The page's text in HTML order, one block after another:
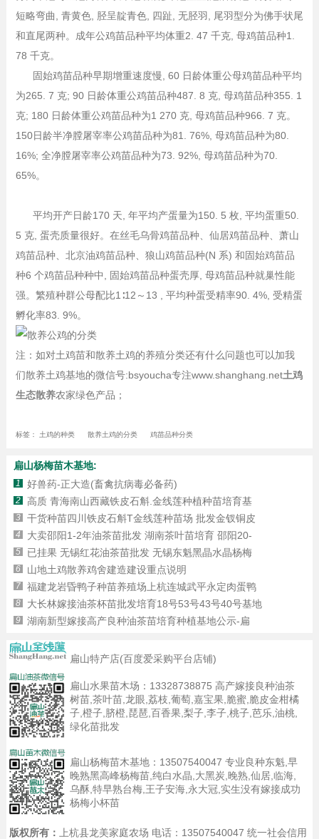
短略弯曲, 青黄色, 胫呈靛青色, 四趾, 无胫羽, 尾羽型分为佛手状尾
和直尾两种。成年公鸡苗品种平均体重2. 47 千克, 母鸡苗品种1.
78 千克。
固始鸡苗品种早期增重速度慢, 60 日龄体重公母鸡苗品种平均
为265. 7 克; 90 日龄体重公鸡苗品种487. 8 克, 母鸡苗品种355. 1
克; 180 日龄体重公鸡苗品种为1 270 克, 母鸡苗品种966. 7 克。
150日龄半净膛屠宰率公鸡苗品种为81. 76%, 母鸡苗品种为80.
16%; 全净膛屠宰率公鸡苗品种为73. 92%, 母鸡苗品种为70.
65%。
平均开产日龄170 天, 年平均产蛋量为150. 5 枚, 平均蛋重50.
5 克, 蛋壳质量很好。在丝毛乌骨鸡苗品种、仙居鸡苗品种、萧山
鸡苗品种、北京油鸡苗品种、狼山鸡苗品种(N 系) 和固始鸡苗品
种6 个鸡苗品种种中, 固始鸡苗品种蛋壳厚, 母鸡苗品种就巢性能
强。繁殖种群公母配比1∶12～13 , 平均种蛋受精率90. 4%, 受精蛋
孵化率83. 9%。
注：如对土鸡苗和散养土鸡的养殖分类还有什么问题也可以加我
们散养土鸡基地的微信号:bsyoucha专注www.shanghang.net土鸡
生态散养农家绿色产品；
标签： 土鸡的种类 散养土鸡的分类 鸡苗品种分类
扁山杨梅苗木基地:
1 好兽药-正大造(畜禽抗病毒必备药)
2 高质 青海南山西藏铁皮石斛.金线莲种植种苗培育基
3 干货种苗四川铁皮石斛T金线莲种苗场 批发金钗铜皮
4 大卖邵阳1-2年油茶苗批发 湖南茶叶苗培育 邵阳20-
5 已挂果 无锡红花油茶苗批发 无锡东魁黑晶水晶杨梅
6 山地土鸡散养鸡舍建造建设重点说明
7 福建龙岩昏鸭子种苗养殖场上杭连城武平永定肉蛋鸭
8 大长林嫁接油茶杯苗批发培育18号53号43号40号基地
9 湖南新型嫁接高产良种油茶苗培育种植基地公示-扁
扁山特产店(百度爱采购平台店铺)
扁山水果苗木场： 13328738875 高产嫁接良种油茶
树苗,茶叶苗,龙眼,荔枝,葡萄,嘉宝果,脆蜜,脆皮金柑橘
子,橙子,脐橙,琵琶,百香果,梨子,李子,桃子,芭乐,油桃,
绿化苗批发
扁山杨梅苗木基地： 13507540047 专业良种东魁,早
晚熟黑高峰杨梅苗,纯白水晶,大黑炭,晚熟,仙居,临海,
乌酥,特早熟台梅,王子安海,永大冠,实生没有嫁接成功
杨梅小杯苗
版权所有： 上杭县龙美家庭农场 电话：13507540047 统一社会信用